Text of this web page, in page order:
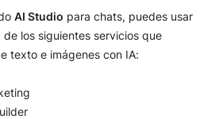
AI Studio para chats, puedes usar
los siguientes servicios que
texto e imágenes con IA: